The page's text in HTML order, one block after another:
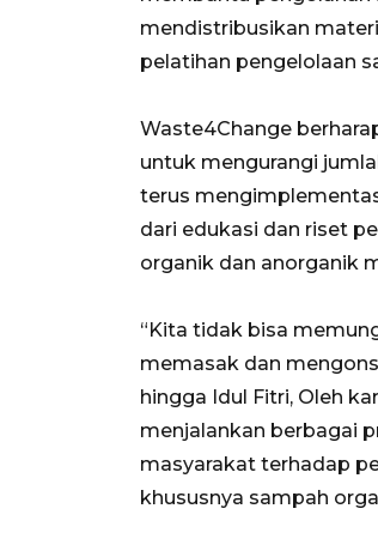
mendistribusikan
pelatihan pengelolaan
Waste4Change
untuk mengurangi
terus
dari edukasi dan riset
organik dan anorganik
“Kita tidak bisa
memasak dan
hingga Idul Fitri, Oleh
menjalankan berbagai
masyarakat terhadap
khususnya sampah